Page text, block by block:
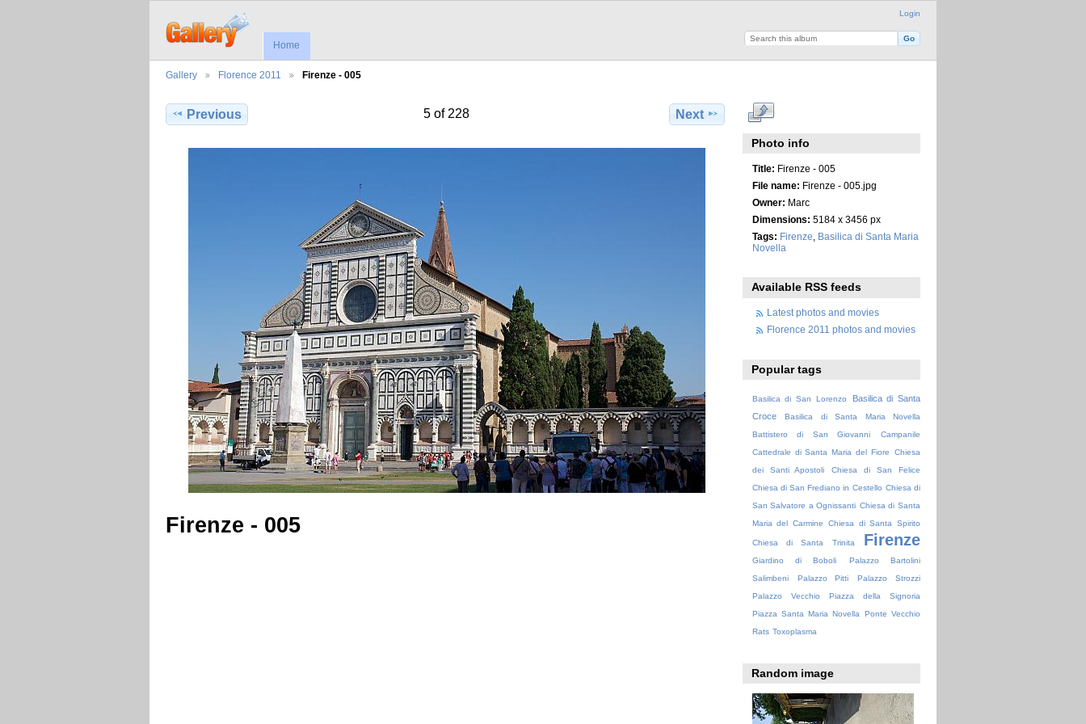
Login
Home
Gallery Florence 2011 Firenze - 005
Previous 5 of 228 Next
Firenze - 005
Photo info
Title: Firenze - 005
File name: Firenze - 005.jpg
Owner: Marc
Dimensions: 5184 x 3456 px
Tags: Firenze
Basilica di Santa Maria
Novella
Available RSS feeds
Latest photos and movies
Florence 2011 photos and movies
Popular tags
Basilica di San Lorenzo
Basilica di Santa
Croce
Basilica di Santa Maria Novella
Battistero di San Giovanni
Campanile
Cattedrale di Santa Maria del Fiore
Chiesa
dei Santi Apostoli
Chiesa di San Felice
Chiesa di San Frediano in Cestello Chiesa di
San Salvatore a Ognissanti Chiesa di Santa
Maria del Carmine
Chiesa di Santa Spirito
Chiesa di Santa Trinita Firenze
Giardino di Boboli
Palazzo Bartolini
Salimbeni
Palazzo Pitti
Palazzo Strozzi
Palazzo Vecchio
Piazza della Signoria
Piazza Santa Maria Novella
Ponte Vecchio
Rats Toxoplasma
Random image